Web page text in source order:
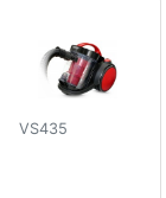
VS435